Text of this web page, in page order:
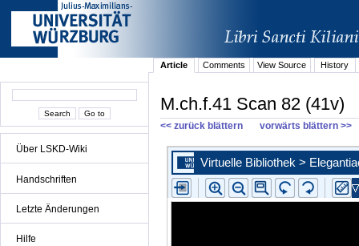
Über LSKD-Wiki
Handschriften
Letzte Änderungen
Hilfe
Article Comments View Source History
M.ch.f.41 Scan 82 (41v)
<< zurück blättern vorwärts blättern >>